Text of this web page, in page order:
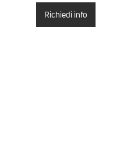
Richiedi info